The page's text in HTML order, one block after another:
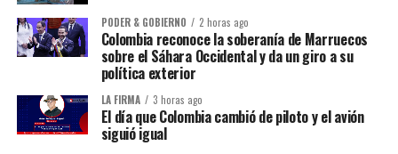
PODER & GOBIERNO 2 horas ago
Colombia reconoce la soberanía de Marruecos
sobre el Sáhara Occidental y da un giro a su
política exterior
LA FIRMA 3 horas ago
El día que Colombia cambió de piloto y el avión
siguió igual